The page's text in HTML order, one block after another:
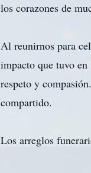
los corazones de
Al reunirnos para
impacto que tuvo
respeto y
compartido.
Los arreglos